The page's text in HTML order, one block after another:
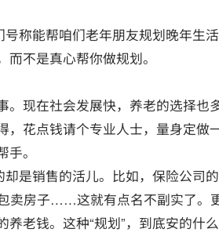
称能帮咱们老年朋友规划晚年生
不是真心帮你做规划。
现在社会发展快，养老的选择也
花点钱请个专业人士，量身定做
。
是销售的活儿。比如，保险公司
卖房子……这就有点名不副实了。
老钱。这种“规划”，到底安的什么